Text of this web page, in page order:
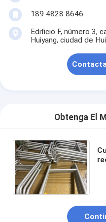
189 4828 8646
Edificio F, número 3,
Huiyang, ciudad de
Obtenga El